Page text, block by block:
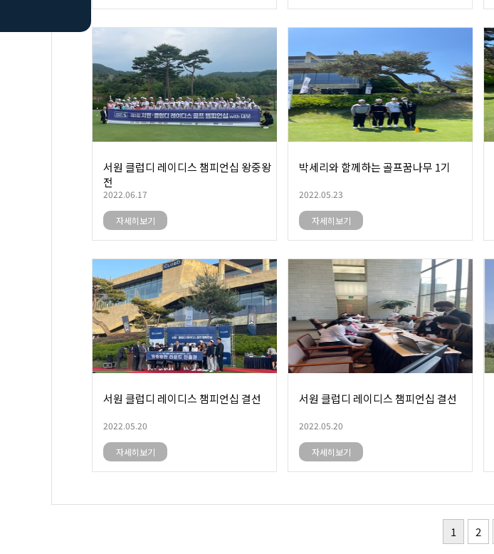
서원 클럽디 레이디스 챔피언십 왕중왕
전
2022.06.17
자세히보기
박세리와 함께하는 골프꿈나무 1기
2022.05.23
자세히보기
서원 클럽디 레이디스 챔피언십 결선
2022.05.20
자세히보기
서원 클럽디 레이디스 챔피언십 결선
2022.05.20
자세히보기
1 2